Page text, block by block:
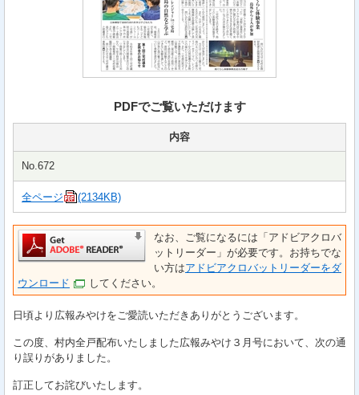
PDFでご覧いただけます
内容
No.672
全ページ (2134KB)
なお、ご覧になるには「アドビアクロバ
ットリーダー」が必要です。お持ちでな
い方はアドビアクロバットリーダーをダ
ウンロード
してください。
日頃より広報みやけをご愛読いただきありがとうございます。
この度、村内全戸配布いたしました広報みやけ３月号において、次の通
り誤りがありました。
訂正してお詫びいたします。